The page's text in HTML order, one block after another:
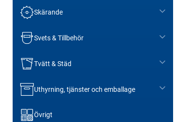
Skärande
Svets & Tillbehör
Tvätt & Städ
Uthyrning, tjänster och emballage
Övrigt